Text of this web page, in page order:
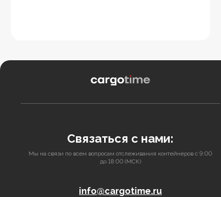
Связаться с нами:
Мы на связи по всем вопросам отслеживания контейнеров с 9:00
до 18:00 (МСК)
info@cargotime.ru